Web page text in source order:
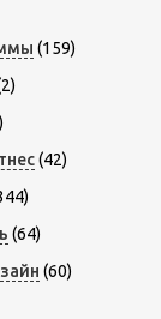
(159)
(42)
(64)
(60)